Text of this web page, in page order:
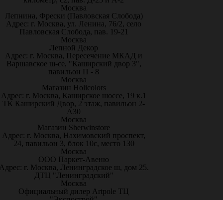
Москва
Лепнина, Фрески (Павловская Слобода)
Адрес: г. Москва, ул. Ленина, 76/2, село
Павловская Слобода, пав. 19-21
Москва
Лепной Декор
Адрес: г. Москва, Пересечение МКАД и
Варшавское ш-се, "Каширский двор 3",
павильон П - 8
Москва
Магазин Holicolors
Адрес: г. Москва, Каширское шоссе, 19 к.1
ТК Каширский Двор, 2 этаж, павильон 2-
А30
Москва
Магазин Sherwinstore
Адрес: г. Москва, Нахимовский проспект,
24, павильон 3, блок 10с, место 130
Москва
ООО Паркет-Авeню
г. Москва, Ленинградское ш, дом 25.
ДТЦ "Ленинградский"
Москва
Официальный дилер Artpole ТЦ